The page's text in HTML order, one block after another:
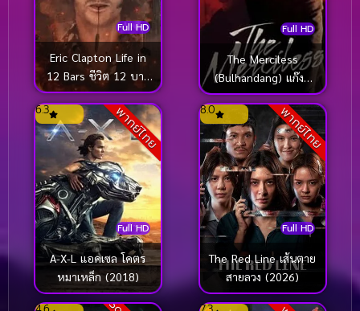
Full HD
Eric Clapton Life in
12 Bars ชีวิต 12 บาร์
ล่าฝัน (2017)
Full HD
The Merciless
(Bulhandang) แก๊งค์
ระห่ำ โหดทะลุพิกัด
(2017)
พากย์ไทย
Full HD
6.3
A-X-L แอคเซล โคตร
หมาเหล็ก (2018)
พากย์ไทย
Full HD
8.0
The Red Line เส้นตาย
สายลวง (2026)